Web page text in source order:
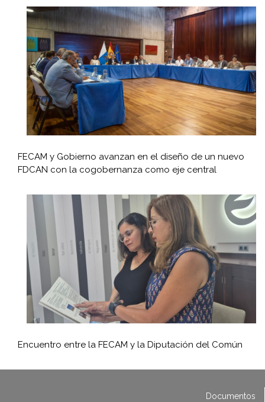
FECAM y Gobierno avanzan en el diseño de un nuevo
FDCAN con la cogobernanza como eje central
Encuentro entre la FECAM y la Diputación del Común
Documentos